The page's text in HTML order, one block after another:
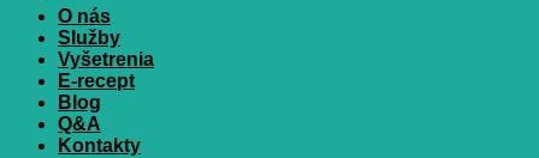
O nás
Služby
Vyšetrenia
E-recept
Blog
Q&A
Kontakty